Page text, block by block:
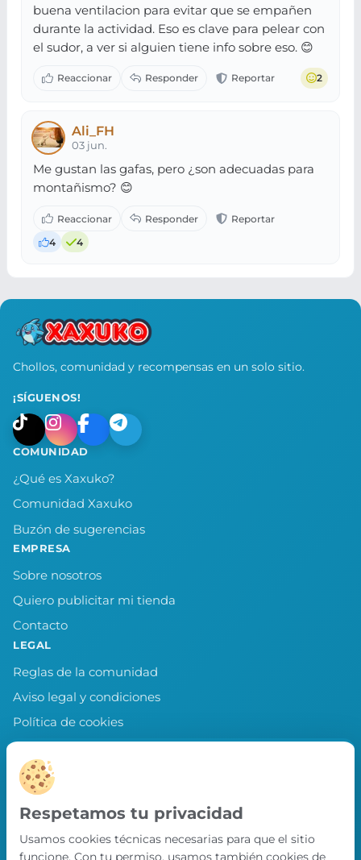
buena ventilacion para evitar que se empañen
durante la actividad. Eso es clave para pelear con
el sudor, a ver si alguien tiene info sobre eso. 😊
2
Ali_FH
03 jun.
Me gustan las gafas, pero ¿son adecuadas para
montañismo? 😊
4 4
Chollos, comunidad y recompensas en un solo sitio.
¡SÍGUENOS!
COMUNIDAD
¿Qué es Xaxuko?
Comunidad Xaxuko
Buzón de sugerencias
EMPRESA
Sobre nosotros
Quiero publicitar mi tienda
Contacto
LEGAL
Reglas de la comunidad
Aviso legal y condiciones
Política de cookies
Política de privacidad
Preferencias de cookies
LLEVA XAXUKO CONTIGO
Chollos, misiones y recompensas desde
nuestra APP.
Respetamos tu privacidad
Usamos cookies técnicas necesarias para que el sitio
funcione. Con tu permiso, usamos también cookies de